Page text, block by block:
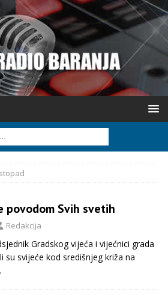
povodom Svih svetih
Redakcija
Gradskog vijeća i vijećnici grada
su svijeće kod središnjeg križa na